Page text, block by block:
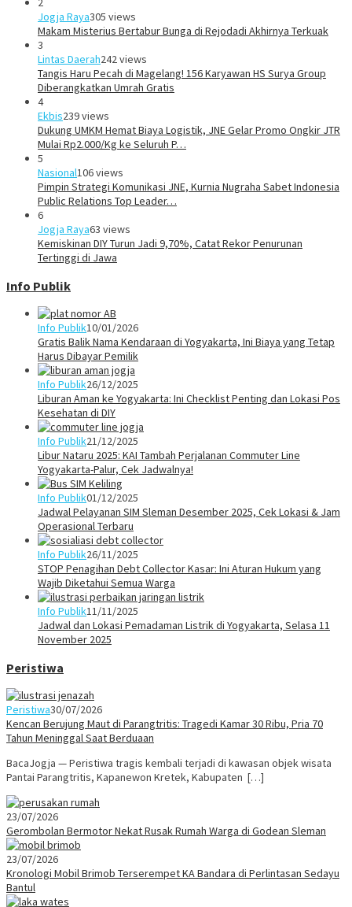
Jogja Raya305 views
Makam Misterius Bertabur Bunga di Rejodadi Akhirnya Terkuak
3
Lintas Daerah242 views
Tangis Haru Pecah di Magelang! 156 Karyawan HS Surya Group
Diberangkatkan Umrah Gratis
4
Ekbis239 views
Dukung UMKM Hemat Biaya Logistik, JNE Gelar Promo Ongkir JTR
Mulai Rp2.000/Kg ke Seluruh P…
5
Nasional106 views
Pimpin Strategi Komunikasi JNE, Kurnia Nugraha Sabet Indonesia
Public Relations Top Leader…
6
Jogja Raya63 views
Kemiskinan DIY Turun Jadi 9,70%, Catat Rekor Penurunan
Tertinggi di Jawa
Info Publik
Info Publik10/01/2026
Gratis Balik Nama Kendaraan di Yogyakarta, Ini Biaya yang Tetap
Harus Dibayar Pemilik
Info Publik26/12/2025
Liburan Aman ke Yogyakarta: Ini Checklist Penting dan Lokasi Pos
Kesehatan di DIY
Info Publik21/12/2025
Libur Nataru 2025: KAI Tambah Perjalanan Commuter Line
Yogyakarta-Palur, Cek Jadwalnya!
Info Publik01/12/2025
Jadwal Pelayanan SIM Sleman Desember 2025, Cek Lokasi & Jam
Operasional Terbaru
Info Publik26/11/2025
STOP Penagihan Debt Collector Kasar: Ini Aturan Hukum yang
Wajib Diketahui Semua Warga
Info Publik11/11/2025
Jadwal dan Lokasi Pemadaman Listrik di Yogyakarta, Selasa 11
November 2025
Peristiwa
Peristiwa30/07/2026
Kencan Berujung Maut di Parangtritis: Tragedi Kamar 30 Ribu, Pria 70
Tahun Meninggal Saat Berduaan
BacaJogja — Peristiwa tragis kembali terjadi di kawasan objek wisata
Pantai Parangtritis, Kapanewon Kretek, Kabupaten […]
23/07/2026
Gerombolan Bermotor Nekat Rusak Rumah Warga di Godean Sleman
23/07/2026
Kronologi Mobil Brimob Terserempet KA Bandara di Perlintasan Sedayu
Bantul